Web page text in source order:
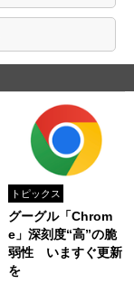
トピックス
グーグル「Chrom
e」深刻度“高”の脆
弱性 いますぐ更新
を